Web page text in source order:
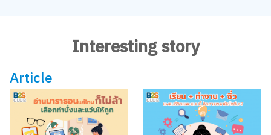
Interesting story
Article